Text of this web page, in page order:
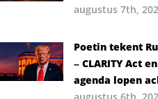
augustus 7th,
Poetin tekent
– CLARITY Act
agenda lopen